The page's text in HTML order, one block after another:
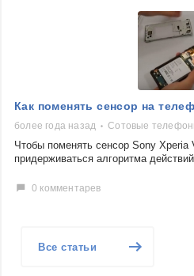
Как поменять сенсор на
более года назад Сотовые
Чтобы поменять сенсор Sony Xperia
придерживаться алгоритма
0 комментарев
Все статьи